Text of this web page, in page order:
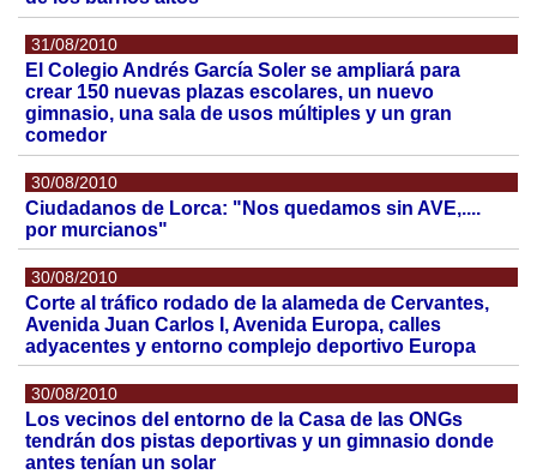
31/08/2010
El Colegio Andrés García Soler se ampliará para
crear 150 nuevas plazas escolares, un nuevo
gimnasio, una sala de usos múltiples y un gran
comedor
30/08/2010
Ciudadanos de Lorca: "Nos quedamos sin AVE,....
por murcianos"
30/08/2010
Corte al tráfico rodado de la alameda de Cervantes,
Avenida Juan Carlos I, Avenida Europa, calles
adyacentes y entorno complejo deportivo Europa
30/08/2010
Los vecinos del entorno de la Casa de las ONGs
tendrán dos pistas deportivas y un gimnasio donde
antes tenían un solar